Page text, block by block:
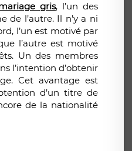
gris, l’un des
de l’autre. Il n’y a ni
l’un est motivé par
l’autre est motivé
Un des membres
l’intention d’obtenir
Cet avantage est
d’un titre de
de la nationalité